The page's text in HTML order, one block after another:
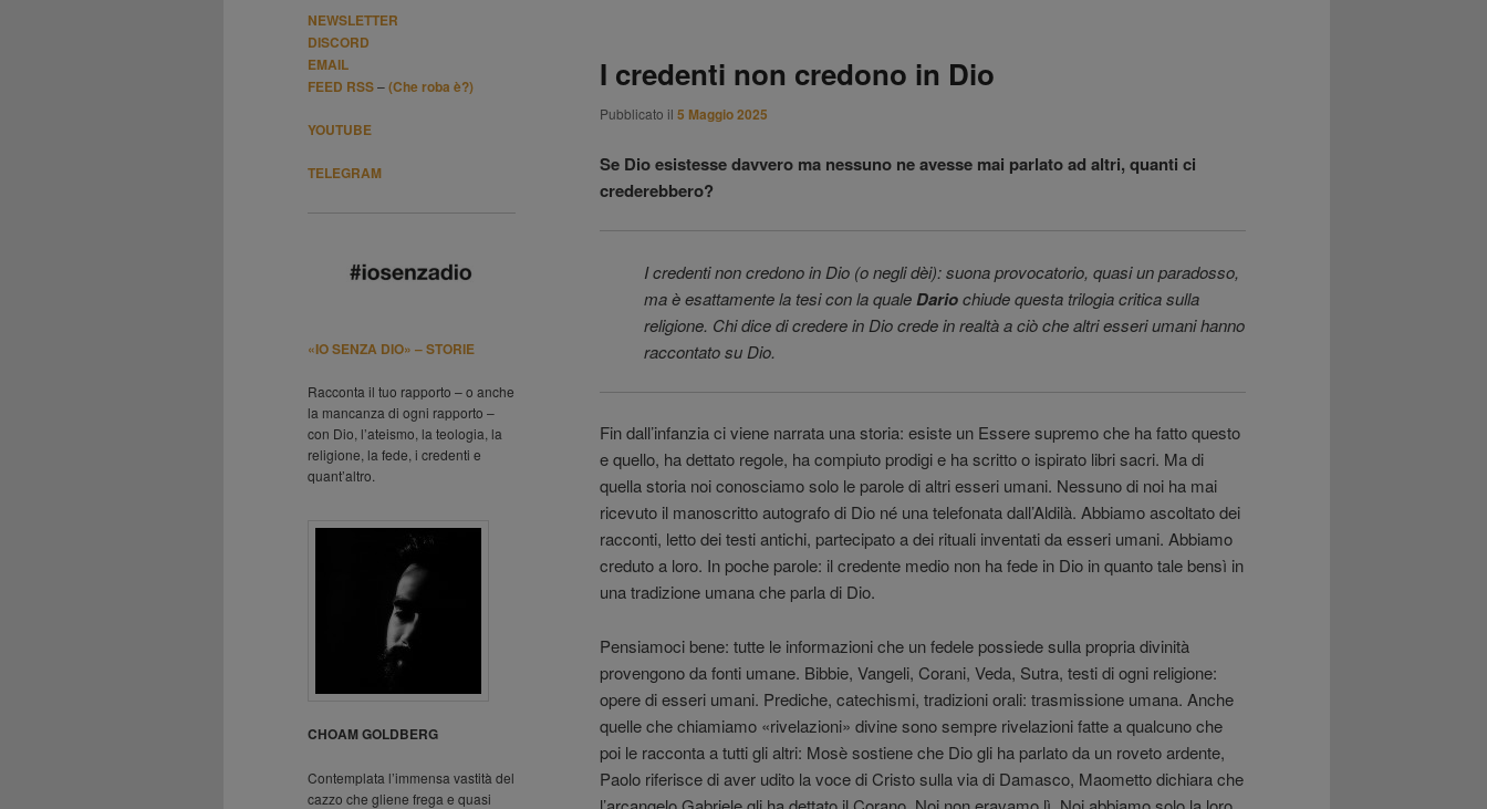
contenuto
principale I credenti non credono in Dio
Pubblicato il 5 Maggio 2025
Se Dio esistesse davvero ma nessuno ne avesse mai parlato ad altri, quanti ci
crederebbero?
I credenti non credono in Dio (o negli dèi): suona provocatorio, quasi un paradosso,
ma è esattamente la tesi con la qualeDariochiude questa trilogia critica sulla
religione. Chi dice di credere in Dio crede in realtà a ciò che altri esseri umani hanno
raccontato su Dio.
Fin dall’infanzia ci viene narrata una storia: esiste un Essere supremo che ha fatto questo
e quello, ha dettato regole, ha compiuto prodigi e ha scritto o ispirato libri sacri. Ma di
quella storia noi conosciamo solo le parole di altri esseri umani. Nessuno di noi ha mai
ricevuto il manoscritto autografo di Dio né una telefonata dall’Aldilà. Abbiamo ascoltato dei
racconti, letto dei testi antichi, partecipato a dei rituali inventati da esseri umani. Abbiamo
creduto a loro. In poche parole: il credente medio non ha fede in Dio in quanto tale bensì in
una tradizione umana che parla di Dio.
Pensiamoci bene: tutte le informazioni che un fedele possiede sulla propria divinità
provengono da fonti umane. Bibbie, Vangeli, Corani, Veda, Sutra, testi di ogni religione:
opere di esseri umani. Prediche, catechismi, tradizioni orali: trasmissione umana. Anche
quelle che chiamiamo «rivelazioni» divine sono sempre rivelazioni fatte a qualcuno che
poi le racconta a tutti gli altri: Mosè sostiene che Dio gli ha parlato da un roveto ardente,
Paolo riferisce di aver udito la voce di Cristo sulla via di Damasco, Maometto dichiara che
NEWSLETTER
DISCORD
EMAIL
FEED RSS–(Che roba è?)
YOUTUBE
TELEGRAM
«IO SENZA DIO» – STORIE
Racconta il tuo rapporto – o anche
la mancanza di ogni rapporto –
con Dio, l’ateismo, la teologia, la
religione, la fede, i credenti e
quant’altro.
CHOAM GOLDBERG
Contemplata l’immensa vastità del
cazzo che gliene frega e quasi